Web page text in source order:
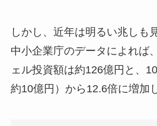
しかし、近年は明るい兆しも
中小企業庁のデータによれば
ェル投資額は約126億円と、
約10億円）から12.6倍に増加